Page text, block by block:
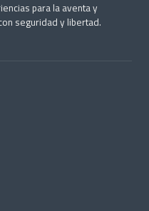
para la aventa y
seguridad y libertad.